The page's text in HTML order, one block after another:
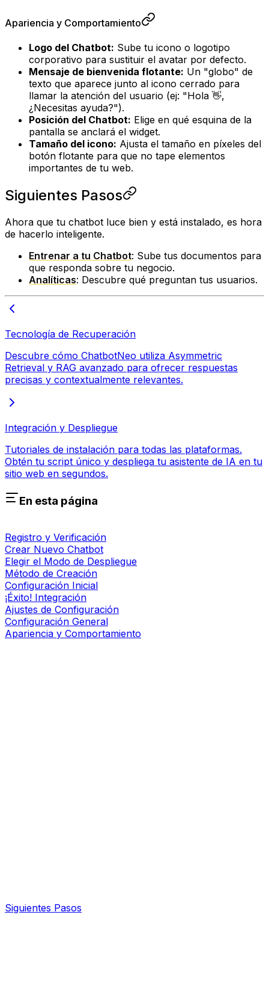
Apariencia y Comportamiento
Logo del Chatbot: Sube tu icono o logotipo
corporativo para sustituir el avatar por defecto.
Mensaje de bienvenida flotante: Un "globo" de
texto que aparece junto al icono cerrado para
llamar la atención del usuario (ej: "Hola 👋,
¿Necesitas ayuda?").
Posición del Chatbot: Elige en qué esquina de la
pantalla se anclará el widget.
Tamaño del icono: Ajusta el tamaño en píxeles del
botón flotante para que no tape elementos
importantes de tu web.
Siguientes Pasos
Ahora que tu chatbot luce bien y está instalado, es hora
de hacerlo inteligente.
Entrenar a tu Chatbot: Sube tus documentos para
que responda sobre tu negocio.
Analíticas: Descubre qué preguntan tus usuarios.
Tecnología de Recuperación
Descubre cómo ChatbotNeo utiliza Asymmetric
Retrieval y RAG avanzado para ofrecer respuestas
precisas y contextualmente relevantes.
Integración y Despliegue
Tutoriales de instalación para todas las plataformas.
Obtén tu script único y despliega tu asistente de IA en tu
sitio web en segundos.
En esta página
Registro y Verificación
Crear Nuevo Chatbot
Elegir el Modo de Despliegue
Método de Creación
Configuración Inicial
¡Éxito! Integración
Ajustes de Configuración
Configuración General
Apariencia y Comportamiento
Siguientes Pasos